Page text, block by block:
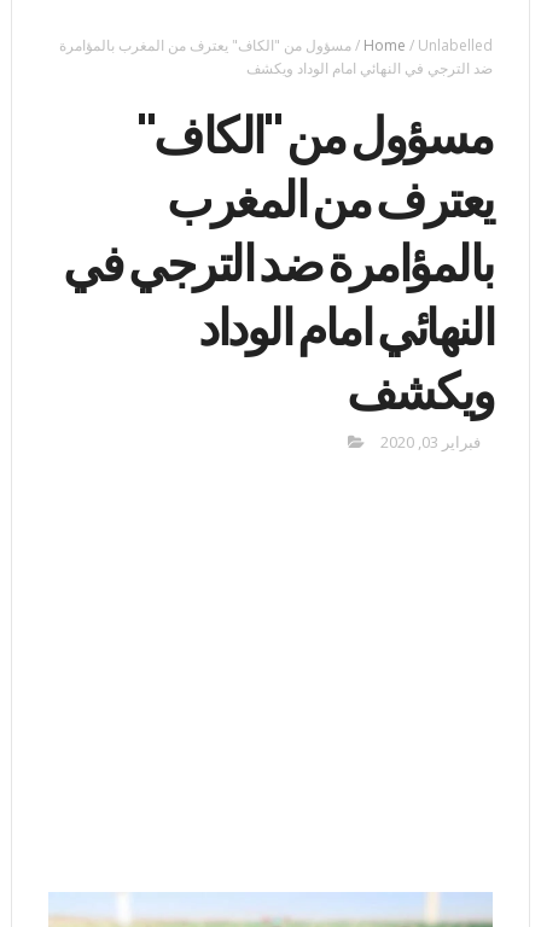
Home / Unlabelled
/مسؤول من "الكاف" يعترف من المغرب بالمؤامرة
ضد الترجي في النهائي امام الوداد ويكشف
مسؤول من "الكاف"
يعترف من المغرب
بالمؤامرة ضد الترجي في
النهائي امام الوداد
ويكشف
فبراير 03, 2020